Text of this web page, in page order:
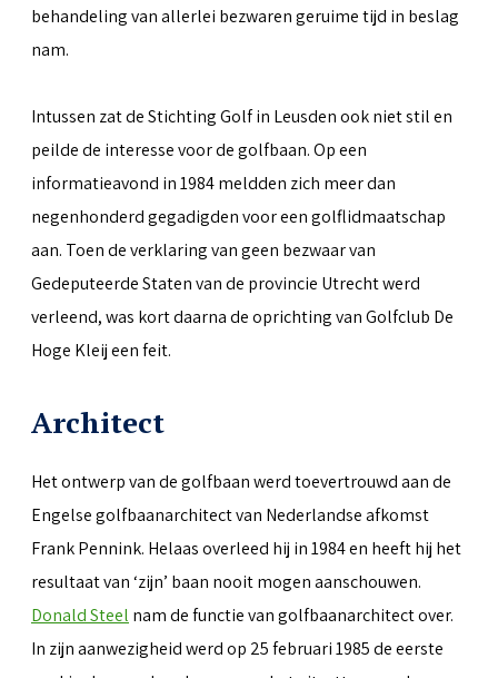
behandeling van allerlei bezwaren geruime tijd in beslag
nam.
Intussen zat de Stichting Golf in Leusden ook niet stil en
peilde de interesse voor de golfbaan. Op een
informatieavond in 1984 meldden zich meer dan
negenhonderd gegadigden voor een golflidmaatschap
aan. Toen de verklaring van geen bezwaar van
Gedeputeerde Staten van de provincie Utrecht werd
verleend, was kort daarna de oprichting van Golfclub De
Hoge Kleij een feit.
Architect
Het ontwerp van de golfbaan werd toevertrouwd aan de
Engelse golfbaanarchitect van Nederlandse afkomst
Frank Pennink. Helaas overleed hij in 1984 en heeft hij het
resultaat van ‘zijn’ baan nooit mogen aanschouwen.
Donald Steel nam de functie van golfbaanarchitect over.
In zijn aanwezigheid werd op 25 februari 1985 de eerste